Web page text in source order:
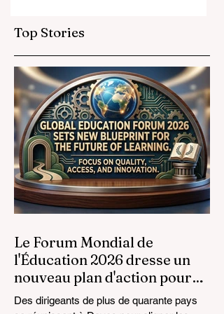
Mondiales de
l'Éducation
Top Stories
Le Forum Mondial de
l'Éducation 2026 dresse un
nouveau plan d'action pour
l'avenir de l'apprentissage
Des dirigeants de plus de quarante pays